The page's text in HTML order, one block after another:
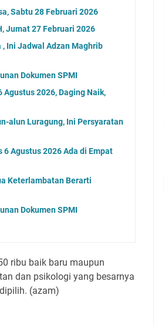
Sabtu 28 Februari 2026
Jumat 27 Februari 2026
Ini Jadwal Adzan Maghrib
Dokumen SPMI
Agustus 2026, Daging Naik,
alun Luragung, Ini Persyaratan
Agustus 2026 Ada di Empat
Keterlambatan Berarti
Dokumen SPMI
ribu baik baru maupun
dan psikologi yang besarnya
(azam)